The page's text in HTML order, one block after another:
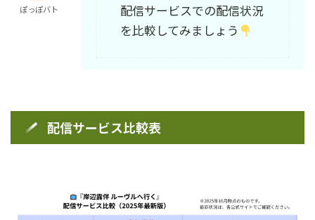
ぽっぽバト
配信サービスでの配信状況
を比較してみましょう
配信サービス比較表